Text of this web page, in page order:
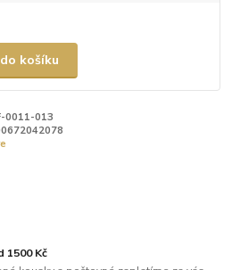
košíku
0011-013
1500 Kč